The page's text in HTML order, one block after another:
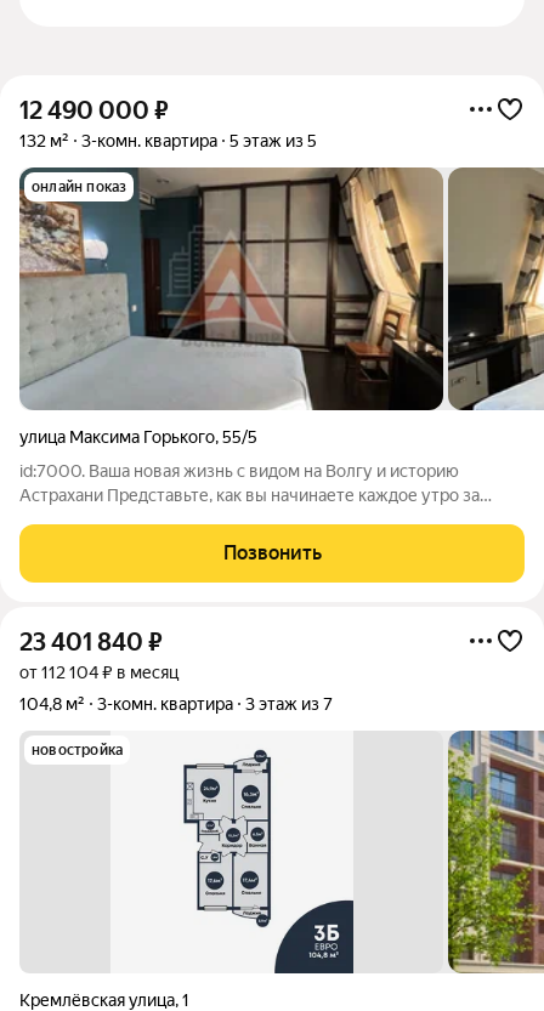
12 490 000 ₽
132 м² 3-комн. квартира 5 этаж из 5
онлайн показ
улица Максима Горького,55/5
id:7000. Ваша новая жизнь с видом на Волгу и историю
Астрахани Представьте, как вы начинаете каждое утро за
великой Волги и любуясь древними куполами Астрахани... Это
возможно в этой просторной
Позвонить
23 401 840 ₽
от 112 104 ₽ в месяц
104,8 м²
3-комн. квартира 3 этаж из 7
новостройка
Кремлёвская улица,1